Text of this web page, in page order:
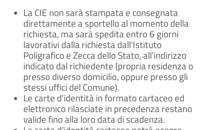
La CIE non sarà stampata e consegnata
direttamente a sportello al momento della
richiesta, ma sarà spedita entro 6 giorni
lavorativi dalla richiesta dall'Istituto
Poligrafico e Zecca dello Stato, all'indirizzo
indicato dal richiedente (propria residenza o
presso diverso domicilio, oppure presso gli
stessi uffici del Comune).
Le carte d’identità in formato cartaceo ed
elettronico rilasciate in precedenza restano
valide fino alla loro data di scadenza.